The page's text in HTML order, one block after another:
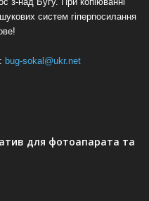
систем гіперпосилання
bug-sokal@ukr.net
для фотоапарата та